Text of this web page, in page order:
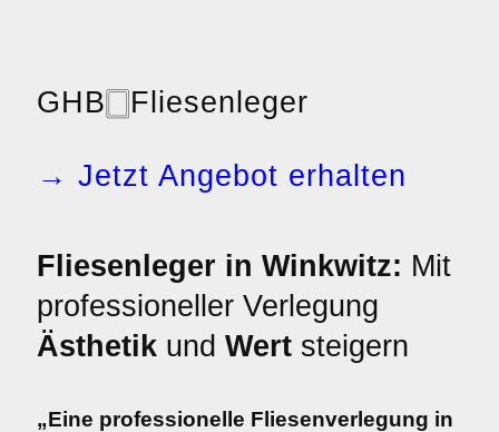
GHB🀆Fliesenleger
→ Jetzt Angebot erhalten
Fliesenleger in Winkwitz: Mit
professioneller Verlegung
Ästhetik und Wert steigern
„Eine professionelle Fliesenverlegung in